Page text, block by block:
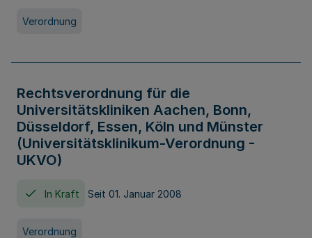
Verordnung
Rechtsverordnung für die
Universitätskliniken Aachen, Bonn,
Düsseldorf, Essen, Köln und Münster
(Universitätsklinikum-Verordnung -
UKVO)
In Kraft Seit 01. Januar 2008
Verordnung